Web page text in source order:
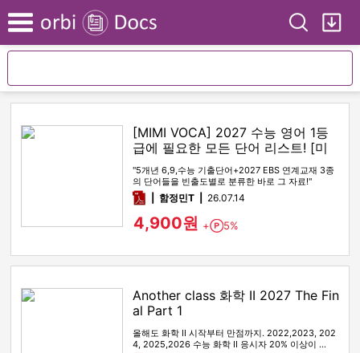
Menu Search
[MIMI VOCA] 2027 수능 영어 1등
급에 필요한 모든 단어 리스트! [미
미보카]
"5개년 6,9,수능 기출단어+2027 EBS 연계교재 3종
의 단어들을 빈출도별로 분류한 바로 그 자료!"
pdf함정민T 26.07.14
4,900원 + Point
5%
Another class 화학 II 2027 The Fin
al Part 1
올해도 화학 II 시작부터 만점까지. 2022,2023, 202
4, 2025,2026 수능 화학 II 응시자 20% 이상이 …